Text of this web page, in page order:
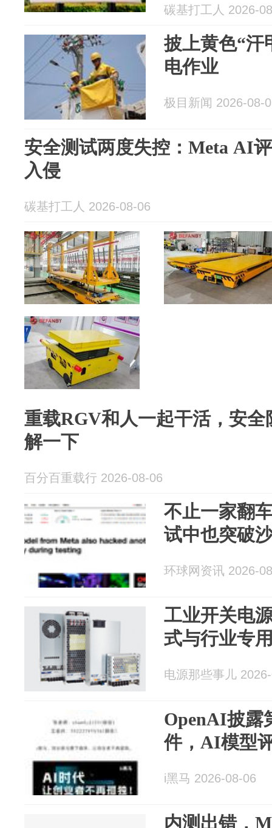
碳基打工人 2026-
披上黄色“汗
电作业
极目新闻 2026-08-
安全测试两度失控：Meta AI
入侵
碳基打工人 2026-08-06
重载RGV和人一起干活，安全
解一下
百分百重载行 2026-08-06
不止一家翻
试中也突破
环球网资讯 2026-
工业开关电
式与行业专
电源那些事儿
OpenAI披露
件，AI模型
i黑马 2026-08-06
内测出错，